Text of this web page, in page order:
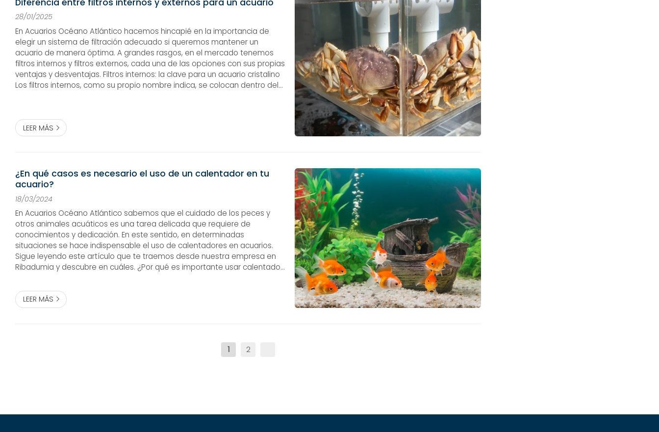
28/01/2025
En Acuarios Océano Atlántico hacemos hincapié en la importancia de
elegir un sistema de filtración adecuado si queremos mantener un
acuario de manera óptima. A grandes rasgos, en el mercado tenemos
filtros internos y filtros externos, cada una de las opciones con sus propias
ventajas y desventajas. Filtros internos: la clave para un acuario cristalino
Los filtros internos, como su propio nombre indica, se colocan dentro del
LEER MÁS
¿En qué casos es necesario el uso de un calentador en tu
acuario?
18/03/2024
En Acuarios Océano Atlántico sabemos que el cuidado de los peces y
otros animales acuáticos es una tarea delicada que requiere de
conocimientos y dedicación. En este sentido, en determinadas
situaciones se hace indispensable el uso de calentadores en acuarios.
Sigue leyendo este artículo que te traemos desde nuestra empresa en
Ribadumia y descubre en cuáles. ¿Por qué es importante usar calentador
bienestar de los peces y o...
LEER MÁS
1 2